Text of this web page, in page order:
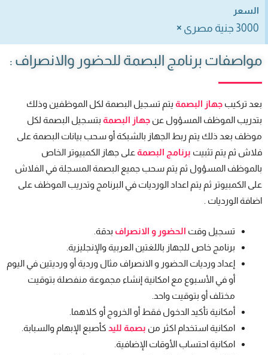
السعر
3000 جنية مصرى ×
مواصفات برنامج البصمة للحضور والانصراف :
بعد تركيب جهاز البصمة يتم تسجيل البصمة لكل الموظفين وذلك
بتدريب الموظف المسؤول عن جهاز البصمة بتسجيل البصمة لكل
موظف بعد ذلك يتم ربط الجهاز بالشبكة أو سحب بيانات البصمة على
فلاش ثم يتم تثبيت برنامج البصمة على جهاز الكمبيوتر الخاص
بالموظف المسؤول ثم يتم سحب جميع البصمة المسجلة في الفلاش
على الكمبيوتر ثم يتم اعداد الورديات في البرنامج وتدريب الموظف على
اضافة الورديات .
تسجيل وقت الحضور و الانصراف بدقة.
برنامج خاص للجهاز باللغتين العربية والإنجليزية.
إعداد ورديات الحضور و الانصراف مثال وردية أو ورديتين في اليوم
أو في الأسبوع مع امكانية إنشاء مجموعة منفصلة بتوقيت
مختلف أو بتوقيت واحد.
أمكانية تأكيد الدخول فقط أو الخروج أو كلاهما.
امكانية استخدام اكثر من بصمة لليد كأصبع الإبهام والسبابة.
امكانية احتساب الأوقات الإضافية.